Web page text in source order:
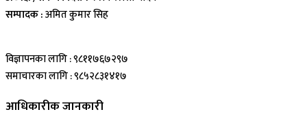
सम्पादक :अमित कुमार सिह
विज्ञापनका लागि : ९८११७६७२९७
समाचारका लागि : ९८५२८३१४१७
आधिकारीक जानकारी